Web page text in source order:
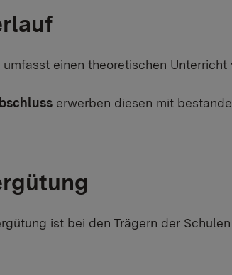
einen theoretischen
erwerben diesen mit
ist bei den Trägern der Schulen